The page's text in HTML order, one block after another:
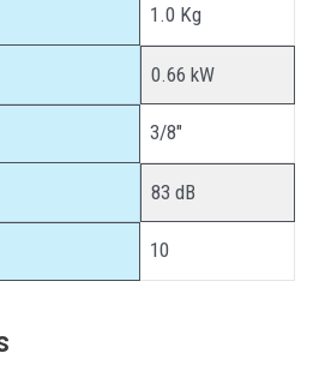
1.0 Kg
0.66 kW
3/8″
83 dB
10